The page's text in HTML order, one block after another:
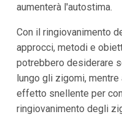
aumenterà l'autostima.
Con il ringiovanimento
approcci, metodi e
potrebbero desiderare
lungo gli zigomi,
effetto snellente per
ringiovanimento degli